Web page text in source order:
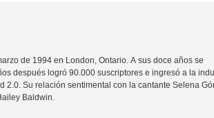
de 1994 en London, Ontario. A sus doce años se
después logró 90.000 suscriptores e ingresó a la
2.0. Su relación sentimental con la cantante Selena
Baldwin.